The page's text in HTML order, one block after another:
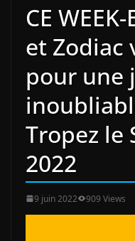
CE
et Zodiac
pour une
Tropez le
2022
9 juin 2022 909 Views